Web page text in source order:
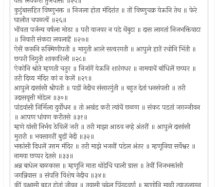
कुटुंबासहित विष्णुभक्त ॥ निजला होता मंदिरांत ॥ तों विष्णुचक्र येऊनि तेथ ॥ फेरे
घालीत चपळत्वें ॥२६॥
भोंवता पर्जन्य वर्षला मोठा ॥ परी याजवर न पडे थेंबुटा ॥ दास लागतां निजभक्तिवाटा
॥ निवारी संकटा लवलाहें ॥२७॥
ऐसें करूनि रुक्मिणीपती ॥ मागुती आले सत्वरगती ॥ आपुले हातें रचोनि भिंती ॥
छपरी निगुती शाकारिली ॥२८॥
ऐकोनि श्रोते म्हणती चतुर ॥ निजांगें येऊनि शारंगधर ॥ नामयाचें बांधिलें छप्पर ॥
तरी दिव्य मंदिर कां न केलें ॥२९॥
आपुले दासांसी श्रीपती ॥ पडों नेदीच संसारगुंती ॥ बहुत देतां धनसंपत्ती ॥ तरी
उदासवृत्ती मोडेल ॥३०॥
पांडवांसी निर्मिला दुर्योधन ॥ तो अखंड करी त्यांचें छळण ॥ संकट पडतां जगज्जीवन
॥ आपण धांवण करीतसे ॥३१॥
म्हणे यांसी निर्भय ठेविलें जरी ॥ तरी माझा आठव नव्हे अंतरीं ॥ आपुले दासांसी
मुरारी ॥ भवसागरीं बुडों नेदी ॥३२॥
भक्तांसी दिधलें उत्तम मंदिर ॥ तरी माझे भजनीं पडेल अंतर ॥ म्हणूनिया सर्वेश्वर ॥
नामया छप्पर देतसे ॥३३॥
अन्न बाधेल बाळकास ॥ म्हणूनि माता थोडेचि घाली ग्रास ॥ तेवीं निजभक्तांसी
जगन्निवास ॥ संपत्ति विशेष नेदीच ॥३४॥